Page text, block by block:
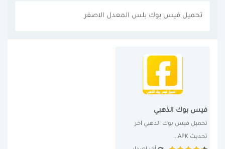
تحميل فيس بوك بلس المعدل الاصفر
فيس بوك الذهبي
تحميل فيس بوك الذهبي آخر
تحديث APK...